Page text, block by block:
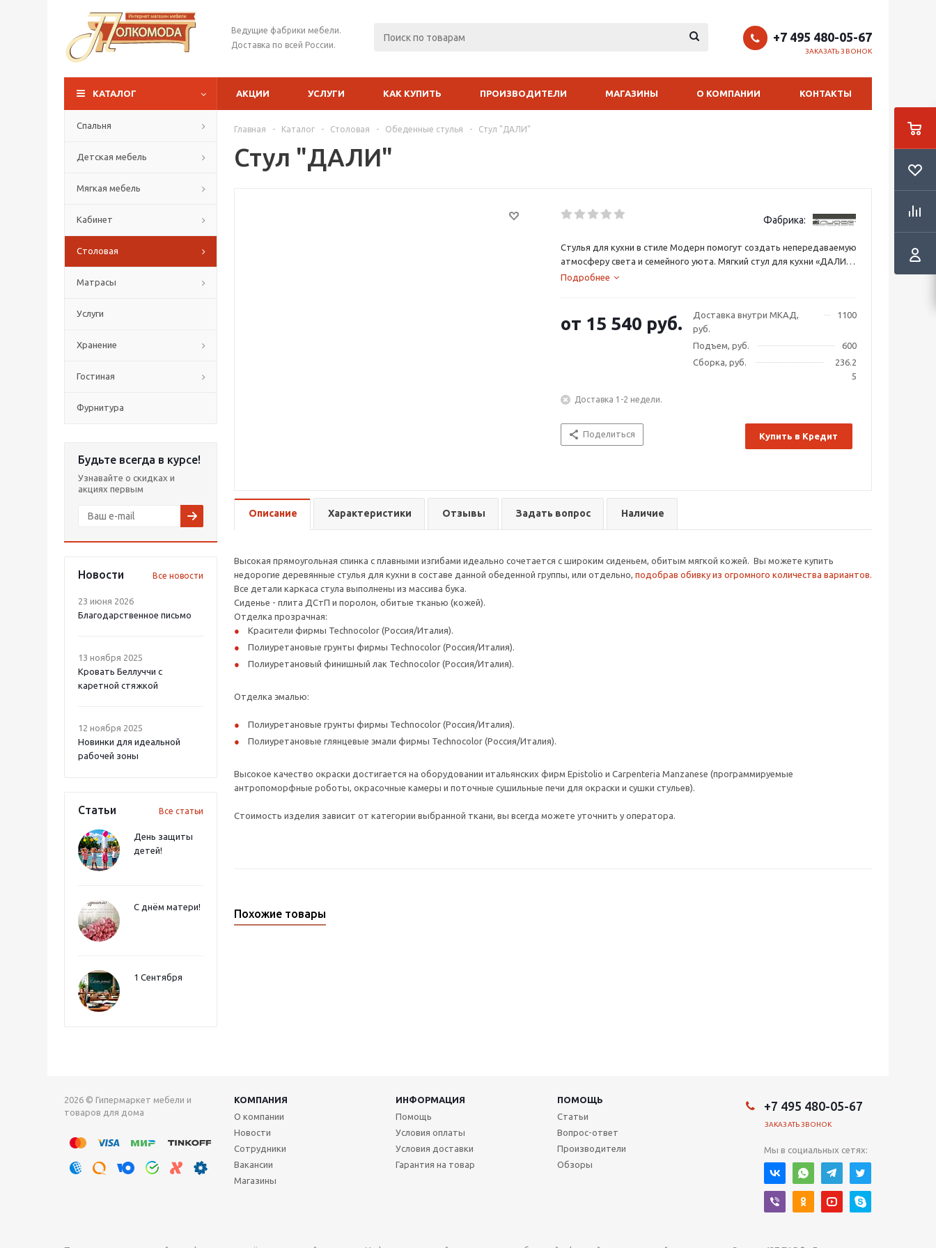
Ведущие фабрики мебели.
Доставка по всей России.
+7 495 480-05-67
ЗАКАЗАТЬ ЗВОНОК
КАТАЛОГ АКЦИИ УСЛУГИ КАК КУПИТЬ ПРОИЗВОДИТЕЛИ МАГАЗИНЫ О КОМПАНИИ КОНТАКТЫ
Спальня
Детская мебель
Мягкая мебель
Кабинет
Столовая
Матрасы
Услуги
Хранение
Гостиная
Фурнитура
Будьте всегда в курсе!
Узнавайте о скидках и
акциях первым
Новости Все новости
23 июня 2026
Благодарственное письмо
13 ноября 2025
Кровать Беллуччи с
каретной стяжкой
12 ноября 2025
Новинки для идеальной
рабочей зоны
Статьи Все статьи
День защиты
детей!
С днём матери!
1 Сентября
Главная - Каталог - Столовая - Обеденные стулья - Стул "ДАЛИ"
Стул "ДАЛИ"
Фабрика:
Стулья для кухни в стиле Модерн помогут создать непередаваемую
атмосферу света и семейного уюта. Мягкий стул для кухни «ДАЛИ»
сочетает в себе утонченность и комфорт.
Подробнее
Доставка внутри МКАД,
руб.
1100
Подъем, руб.
600
Сборка, руб.
236.2
5
от 15 540 руб.
Доставка 1-2 недели.
Поделиться Купить в Кредит
Описание Характеристики Отзывы Задать вопрос Наличие
Высокая прямоугольная спинка с плавными изгибами идеально сочетается с широким сиденьем, обитым мягкой кожей. Вы можете купить
недорогие деревянные стулья для кухни в составе данной обеденной группы, или отдельно, подобрав обивку из огромного количества вариантов.
Все детали каркаса стула выполнены из массива бука.
Сиденье - плита ДСтП и поролон, обитые тканью (кожей).
Отделка прозрачная:
Красители фирмы Technocolor (Россия/Италия).
Полиуретановые грунты фирмы Technocolor (Россия/Италия).
Полиуретановый финишный лак Technocolor (Россия/Италия).
Отделка эмалью:
Полиуретановые грунты фирмы Technocolor (Россия/Италия).
Полиуретановые глянцевые эмали фирмы Technocolor (Россия/Италия).
Высокое качество окраски достигается на оборудовании итальянских фирм Epistolio и Carpenteria Manzanese (программируемые
антропоморфные роботы, окрасочные камеры и поточные сушильные печи для окраски и сушки стульев).
Стоимость изделия зависит от категории выбранной ткани, вы всегда можете уточнить у оператора.
Похожие товары
2026 © Гипермаркет мебели и
товаров для дома
КОМПАНИЯ ИНФОРМАЦИЯ
ПОМОЩЬ
О компании
Новости
Сотрудники
Вакансии
Магазины
Помощь
Условия оплаты
Условия доставки
Гарантия на товар
Статьи
Вопрос-ответ
Производители
Обзоры
+7 495 480-05-67
ЗАКАЗАТЬ ЗВОНОК
Мы в социальных сетях: